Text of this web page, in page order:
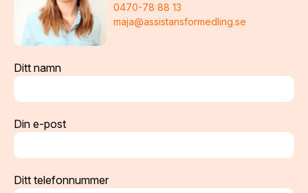
0470-78 88 13
maja@assistansformedling.se
Ditt namn
Din e-post
Ditt telefonnummer